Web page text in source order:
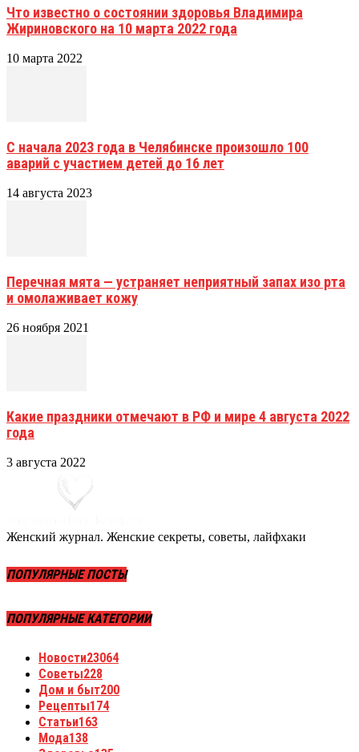
Что известно о состоянии здоровья Владимира
Жириновского на 10 марта 2022 года
10 марта 2022
С начала 2023 года в Челябинске произошло 100
аварий с участием детей до 16 лет
14 августа 2023
Перечная мята — устраняет неприятный запах изо рта
и омолаживает кожу
26 ноября 2021
Какие праздники отмечают в РФ и мире 4 августа 2022
года
3 августа 2022
Женский журнал. Женские секреты, советы, лайфхаки
ПОПУЛЯРНЫЕ ПОСТЫ
ПОПУЛЯРНЫЕ КАТЕГОРИИ
Новости23064
Советы228
Дом и быт200
Рецепты174
Статьи163
Мода138